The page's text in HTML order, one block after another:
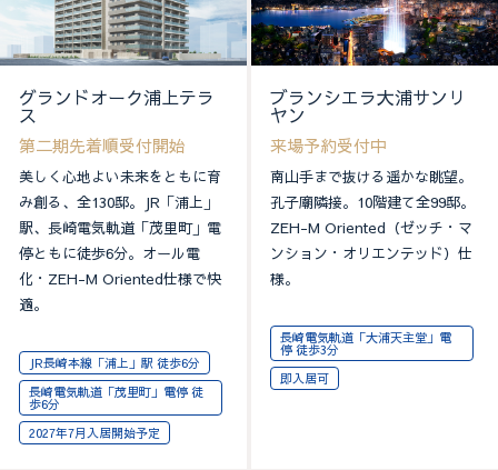
グランドオーク浦上テラ
ス
第二期先着順受付開始
美しく心地よい未来をともに育
み創る、全130邸。JR「浦上」
駅、長崎電気軌道「茂里町」電
停ともに徒歩6分。オール電
化・ZEH-M Oriented仕様で快
適。
JR長崎本線「浦上」駅 徒歩6分
長崎電気軌道「茂里町」電停 徒
歩6分
2027年7月入居開始予定
ブランシエラ大浦サンリ
ヤン
来場予約受付中
南山手まで抜ける遥かな眺望。
孔子廟隣接。10階建て全99邸。
ZEH-M Oriented（ゼッチ・マ
ンション・オリエンテッド）仕
様。
長崎電気軌道「大浦天主堂」電
停 徒歩3分
即入居可